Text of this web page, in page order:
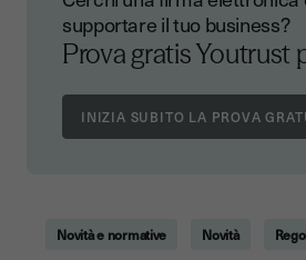
supportare il tuo business?
Prova gratis Youtrust
Novità e normative Novità